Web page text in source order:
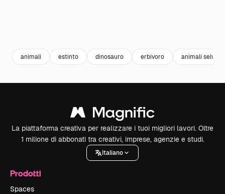
animali estinto dinosauro erbivoro animali
La piattaforma creativa per realizzare i tuoi migliori lavori. Oltre
1 milione di abbonati tra creativi, imprese, agenzie e studi.
Italiano
Prodotti
Spaces